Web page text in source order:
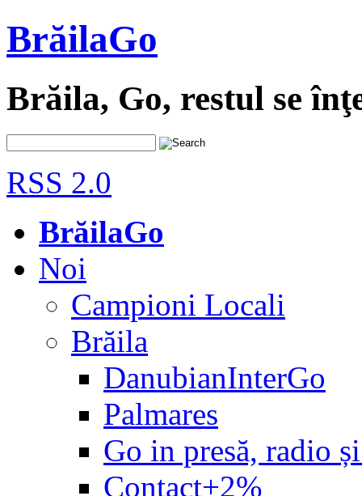
BrăilaGo
Brăila, Go, restul se
RSS 2.0
BrăilaGo
Noi
Campioni Locali
Brăila
DanubianInterGo
Palmares
Go in presă, radio
Contact+2%